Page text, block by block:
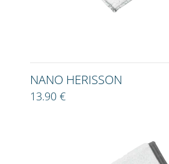
NANO HERISSON
13.90 €